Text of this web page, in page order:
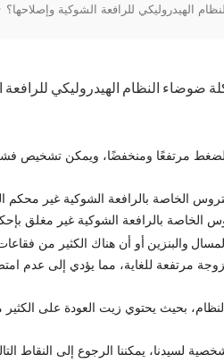
الهيدروليكي للرافعة الشوكية وإصلاحها؟
النظام الهيدروليكي للرافعة
مرتفعًا ومنخفضًا، ويمكن تشخيص
الخاصة بالرافعة الشوكية غير محكم
الخاصة بالرافعة الشوكية غير مغلق
والبنزين أو أن هناك الكثير من